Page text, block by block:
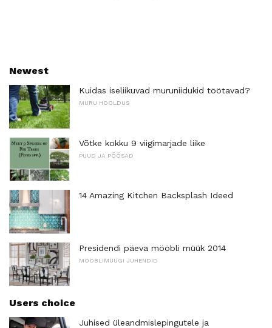
Newest
Kuidas iseliikuvad muruniidukid töötavad?
MURU HOOLDUS
Võtke kokku 9 viigimarjade liike
PUUD JA PÕÕSAD
14 Amazing Kitchen Backsplash Ideed
Presidendi päeva mööbli müük 2014
MÖÖBLIMÜÜGI JUHENDID
Users choice
Juhised üleandmislepingutele ja